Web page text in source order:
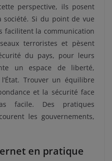
perspective, ils posent
société. Si du point de vue
facilitent la communication
terroristes et pèsent
du pays, pour leurs
un espace de liberté,
Trouver un équilibre
et la sécurité face
facile. Des pratiques
les gouvernements,
en pratique